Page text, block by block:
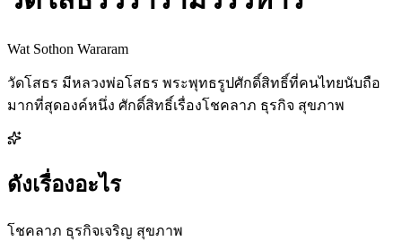
Wat Sothon Wararam
วัดโสธร มีหลวงพ่อโสธร พระพุทธรูปศักดิ์สิทธิ์ที่คนไทยนับถือ
มากที่สุดองค์หนึ่ง ศักดิ์สิทธิ์เรื่องโชคลาภ ธุรกิจ สุขภาพ
ดังเรื่องอะไร
โชคลาภ ธุรกิจเจริญ สุขภาพ